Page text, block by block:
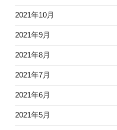
2021年10月
2021年9月
2021年8月
2021年7月
2021年6月
2021年5月